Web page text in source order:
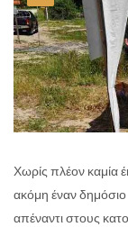
Χωρίς πλέον καμία
ακόμη έναν δημόσιο
απέναντι στους